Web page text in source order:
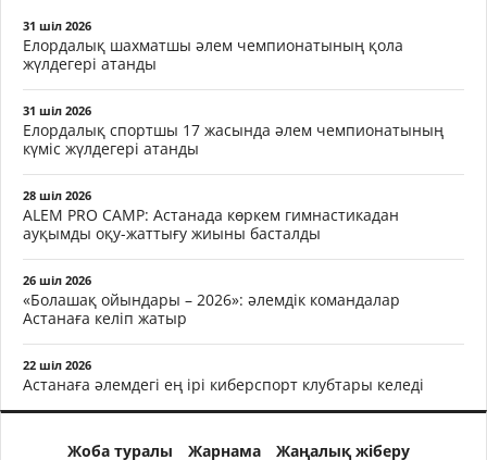
31 шіл 2026
Елордалық шахматшы әлем чемпионатының қола
жүлдегері атанды
31 шіл 2026
Елордалық спортшы 17 жасында әлем чемпионатының
күміс жүлдегері атанды
28 шіл 2026
ALEM PRO CAMP: Астанада көркем гимнастикадан
ауқымды оқу-жаттығу жиыны басталды
26 шіл 2026
«Болашақ ойындары – 2026»: әлемдік командалар
Астанаға келіп жатыр
22 шіл 2026
Астанаға әлемдегі ең ірі киберспорт клубтары келеді
Жоба туралы Жарнама Жаңалық жіберу